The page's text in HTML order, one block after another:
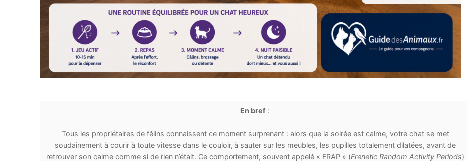
En bref :
Tous les propriétaires de félins connaissent ce moment surprenant : alors que la soirée est calme, votre chat se met
soudainement à courir à toute vitesse dans le couloir, à sauter sur les meubles, les pupilles totalement dilatées, avant de
retrouver son calme comme si de rien n’était. Ce comportement, souvent appelé « FRAP » (Frenetic Random Activity Periods)